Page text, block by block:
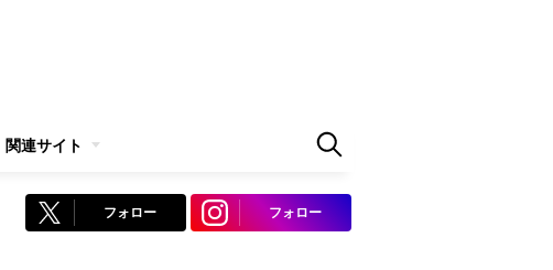
関連サイト
フォロー フォロー